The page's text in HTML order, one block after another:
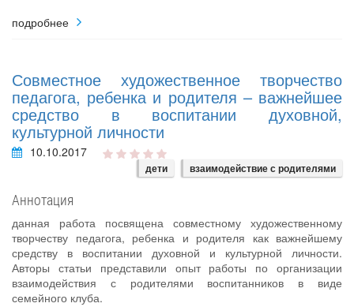
подробнее
Совместное художественное творчество
педагога, ребенка и родителя – важнейшее
средство в воспитании духовной,
культурной личности
10.10.2017
дети взаимодействие с родителями
Аннотация
данная работа посвящена совместному художественному
творчеству педагога, ребенка и родителя как важнейшему
средству в воспитании духовной и культурной личности.
Авторы статьи представили опыт работы по организации
взаимодействия с родителями воспитанников в виде
семейного клуба.